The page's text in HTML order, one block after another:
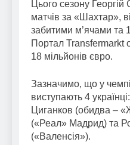
Цього сезону
матчів за «Шахтар»,
забитими м’ячами та
Портал Transfermarkt
18 мільйонів євро.
Зазначимо, що у
виступають 4
Циганков (обидва –
(«Реал» Мадрид) та
(«Валенсія»).